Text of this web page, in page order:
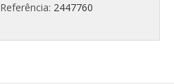
Referência: 2447760